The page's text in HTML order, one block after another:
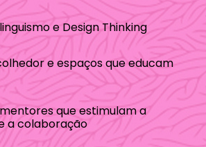
e Design Thinking
e espaços que educam
que estimulam a
a colaboração